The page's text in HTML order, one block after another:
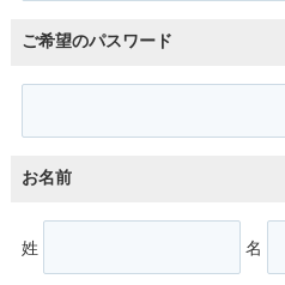
ご希望のパスワード
お名前
姓 名